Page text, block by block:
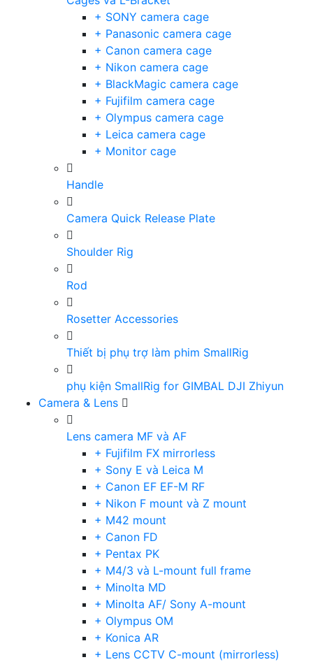
+ SONY camera cage
+ Panasonic camera cage
+ Canon camera cage
+ Nikon camera cage
+ BlackMagic camera cage
+ Fujifilm camera cage
+ Olympus camera cage
+ Leica camera cage
+ Monitor cage
Handle
Camera Quick Release Plate
Shoulder Rig
Rod
Rosetter Accessories
Thiết bị phụ trợ làm phim SmallRig
phụ kiện SmallRig for GIMBAL DJI Zhiyun
Camera & Lens
Lens camera MF và AF
+ Fujifilm FX mirrorless
+ Sony E và Leica M
+ Canon EF EF-M RF
+ Nikon F mount và Z mount
+ M42 mount
+ Canon FD
+ Pentax PK
+ M4/3 và L-mount full frame
+ Minolta MD
+ Minolta AF/ Sony A-mount
+ Olympus OM
+ Konica AR
+ Lens CCTV C-mount (mirrorless)